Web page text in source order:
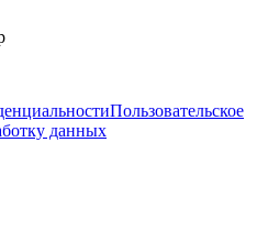
Пользовательское
данных